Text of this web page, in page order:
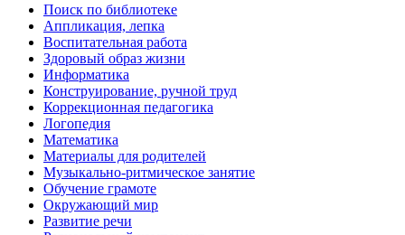
Поиск по библиотеке
Аппликация, лепка
Воспитательная работа
Здоровый образ жизни
Информатика
Конструирование, ручной труд
Коррекционная педагогика
Логопедия
Математика
Материалы для родителей
Музыкально-ритмическое занятие
Обучение грамоте
Окружающий мир
Развитие речи